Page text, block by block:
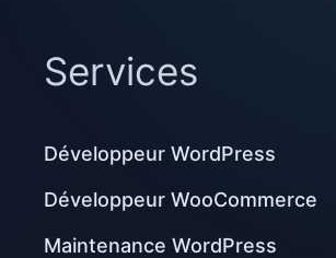
Services
Développeur WordPress
Développeur WooCommerce
Maintenance WordPress